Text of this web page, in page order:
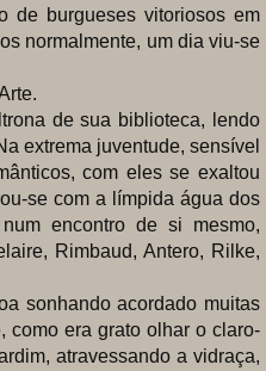
de burgueses vitoriosos em
normalmente, um dia viu-se
de sua biblioteca, lendo
extrema juventude, sensível
com eles se exaltou
se com a límpida água dos
encontro de si mesmo,
Rimbaud, Antero, Rilke,
sonhando acordado muitas
como era grato olhar o claro-
atravessando a vidraça,